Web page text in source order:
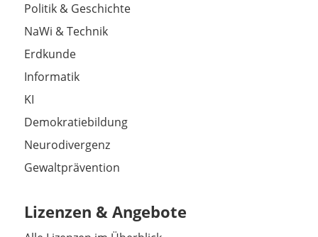
Politik & Geschichte
NaWi & Technik
Erdkunde
Informatik
KI
Demokratiebildung
Neurodivergenz
Gewaltprävention
Lizenzen & Angebote